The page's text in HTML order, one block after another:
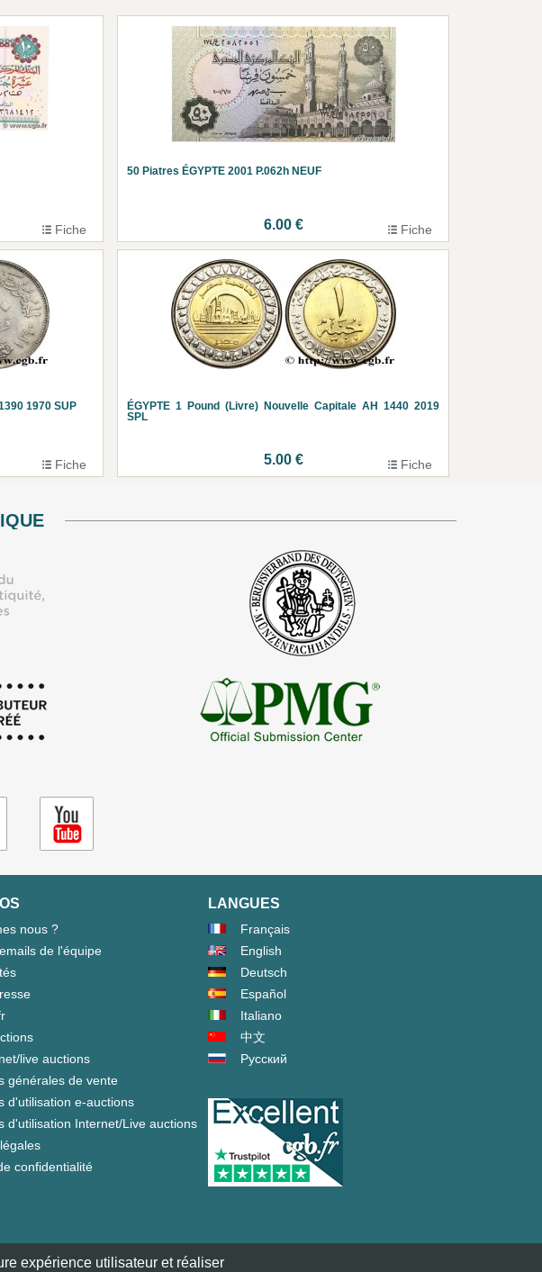
Fiche
50 Piatres ÉGYPTE 2001 P.062h NEUF
6.00 € Fiche
1970 SUP
Fiche
ÉGYPTE 1 Pound (Livre) Nouvelle Capitale AH 1440 2019
SPL
5.00 € Fiche
nous ?
de l'équipe
live auctions
générales de vente
d'utilisation e-auctions
d'utilisation Internet/Live auctions
confidentialité
LANGUES
Français
English
Deutsch
Español
Italiano
中文
Русский
expérience utilisateur et réaliser